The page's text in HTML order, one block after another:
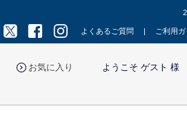
よくあるご質問 ご利用ガ
お気に入り ようこそ ゲスト 様